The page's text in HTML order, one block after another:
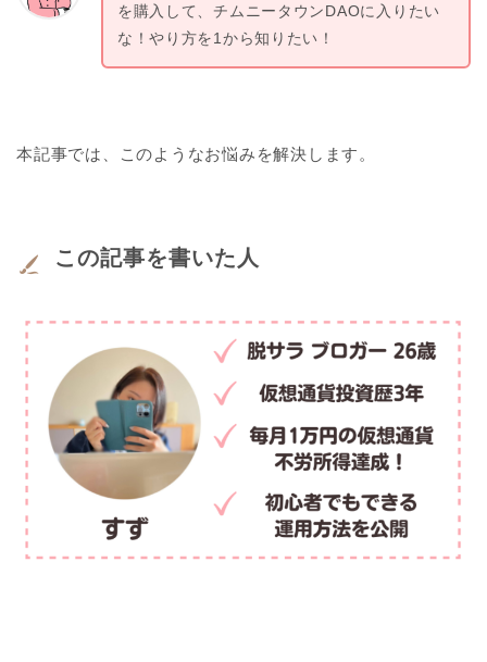
を購入して、チムニータウンDAOに入りたい
な！やり方を1から知りたい！
本記事では、このようなお悩みを解決します。
この記事を書いた人